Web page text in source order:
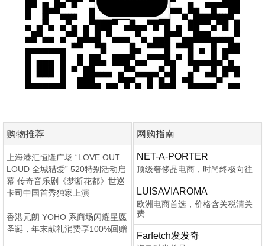
购物推荐
上海港汇恒隆广场 “LOVE OUT
LOUD 全城猎爱” 520特别活动启
幕 传奇音乐剧《梦断花都》世巡
卡司中国首秀独家上演
香港元朗 YOHO 系商场闪耀星愿
圣诞，年末献礼消费享100%回赠
网购指南
NET-A-PORTER
顶级奢侈品电商，时尚终极向往
LUISAVIAROMA
欧洲电商首选，价格含关税清关
费
Farfetch发发奇